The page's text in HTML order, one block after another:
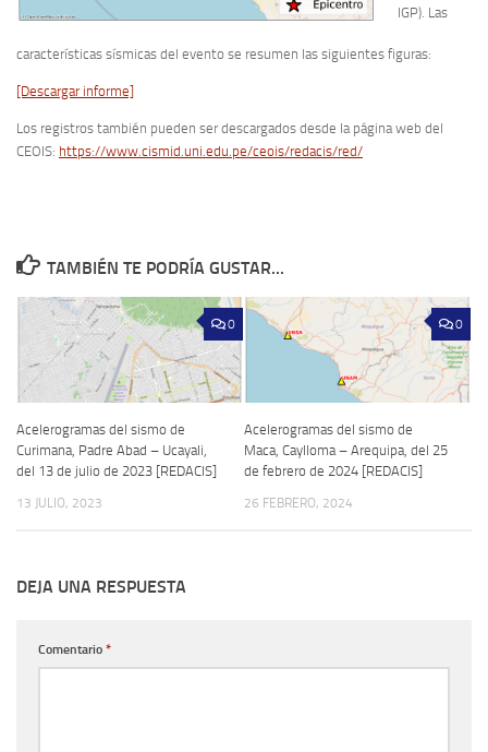
IGP). Las
características sísmicas del evento se resumen las siguientes figuras:
[Descargar informe]
Los registros también pueden ser descargados desde la página web del
CEOIS: https://www.cismid.uni.edu.pe/ceois/redacis/red/
TAMBIÉN TE PODRÍA GUSTAR...
0
Acelerogramas del sismo de
Curimana, Padre Abad – Ucayali,
del 13 de julio de 2023 [REDACIS]
13 JULIO, 2023
0
Acelerogramas del sismo de
Maca, Caylloma – Arequipa, del 25
de febrero de 2024 [REDACIS]
26 FEBRERO, 2024
DEJA UNA RESPUESTA
Comentario *